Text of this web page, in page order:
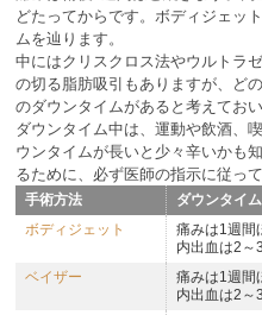
どたってからです。ボディジェッ
ムを辿ります。
中にはクリスクロス法やウルトラ
の切る脂肪吸引もありますが、ど
のダウンタイムがあると考えてお
ダウンタイム中は、運動や飲酒、
ウンタイムが長いと少々辛いかも
るために、必ず医師の指示に従っ
手術方法
ダウンタイム
ボディジェット
痛みは1週間
内出血は2～
ベイザー
痛みは1週間
内出血は2～